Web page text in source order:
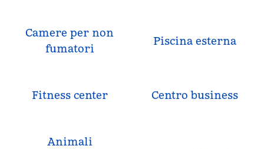
Camere per non
fumatori
Piscina esterna
Fitness center Centro business
Animali